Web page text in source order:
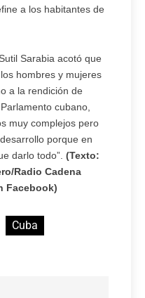
a los habitantes de
Sarabia acotó que
hombres y mujeres
a la rendición de
cubano,
muy complejos pero
porque en
darlo todo”. (Texto:
Radio Cadena
Facebook)
Cuba